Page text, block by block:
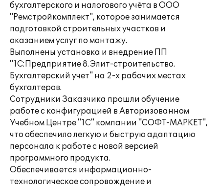
бухгалтерского и налогового учёта в ООО
"Ремстройкомплект", которое занимается
подготовкой строительных участков и
оказанием услуг по монтажу.
Выполнены установка и внедрение ПП
"1C:Предприятие 8. Элит-строительство.
Бухгалтерский учет" на 2-х рабочих местах
бухгалтеров.
Сотрудники Заказчика прошли обучение
работе с конфигурацией в Авторизованном
Учебном Центре "1С" компании "СОФТ-МАРКЕТ",
что обеспечило легкую и быструю адаптацию
персонала к работе с новой версией
программного продукта.
Обеспечивается информационно-
технологическое сопровождение и